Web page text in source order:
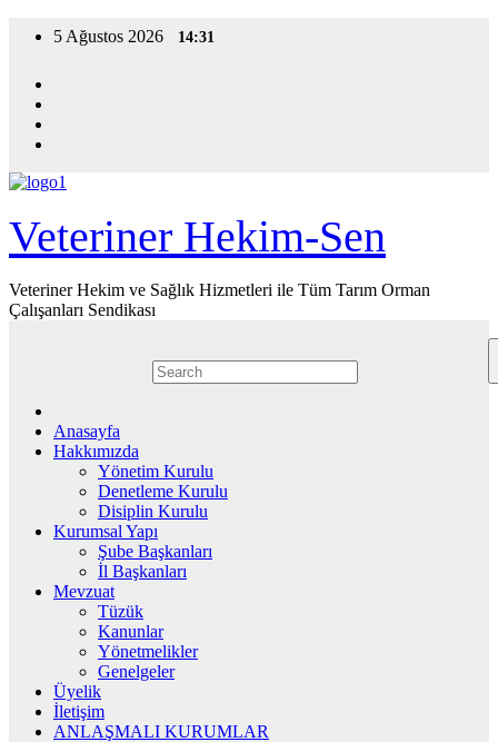
5 Ağustos 2026 14:31
Veteriner Hekim-Sen
Veteriner Hekim ve Sağlık Hizmetleri ile Tüm Tarım Orman
Çalışanları Sendikası
Anasayfa
Hakkımızda
Yönetim Kurulu
Denetleme Kurulu
Disiplin Kurulu
Kurumsal Yapı
Şube Başkanları
İl Başkanları
Mevzuat
Tüzük
Kanunlar
Yönetmelikler
Genelgeler
Üyelik
İletişim
ANLAŞMALI KURUMLAR